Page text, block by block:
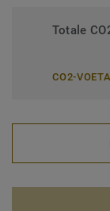
Totale
CO2-